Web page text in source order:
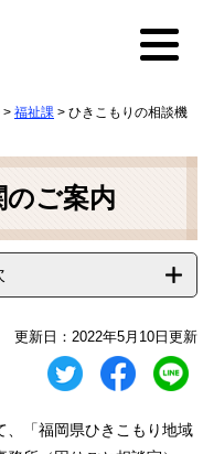
> 福祉課 > ひきこもりの相談機
ご案内
更新日：2022年5月10日更新
、「福岡県ひきこもり地域